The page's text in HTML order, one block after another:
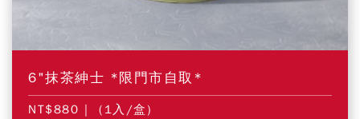
6"抹茶紳士 *限門市自取*
NT$880 | (1入/盒)